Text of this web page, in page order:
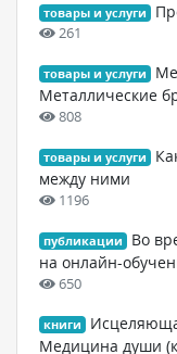
товары и услуги
261
товары и услуги
Металлические
808
товары и услуги
между ними
1196
публикации
Во
на онлайн-
650
книги
Медицина души